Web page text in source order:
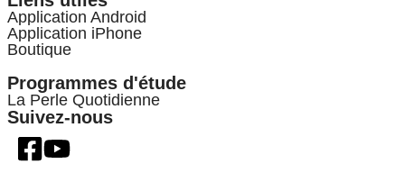
Application Android
Application iPhone
Boutique
Programmes d'étude
La Perle Quotidienne
Suivez-nous